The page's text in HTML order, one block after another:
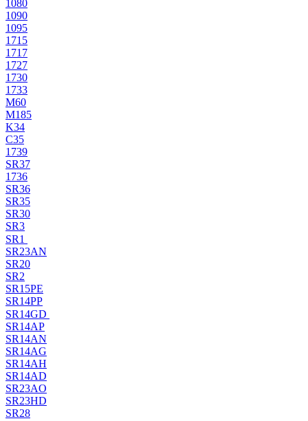
1080
1090
1095
1715
1717
1727
1730
1733
M60
M185
K34
C35
1739
SR37
1736
SR36
SR35
SR30
SR3
SR1
SR23AN
SR20
SR2
SR15PE
SR14PP
SR14GD
SR14AP
SR14AN
SR14AG
SR14AH
SR14AD
SR23AO
SR23HD
SR28